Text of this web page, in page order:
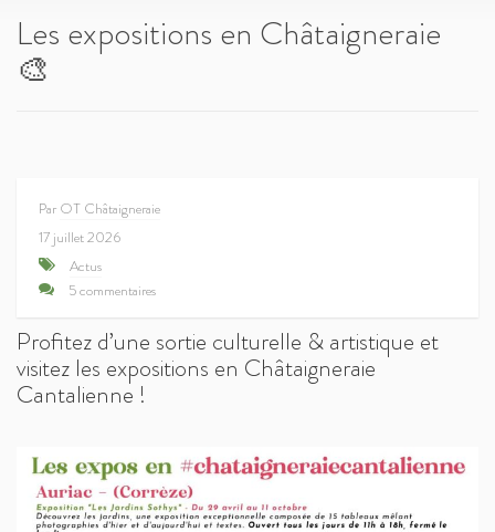
Les expositions en Châtaigneraie
🎨​
Par OT Châtaigneraie
17 juillet 2026
Actus
5 commentaires
Profitez d’une sortie culturelle & artistique et
visitez les expositions en Châtaigneraie
Cantalienne !